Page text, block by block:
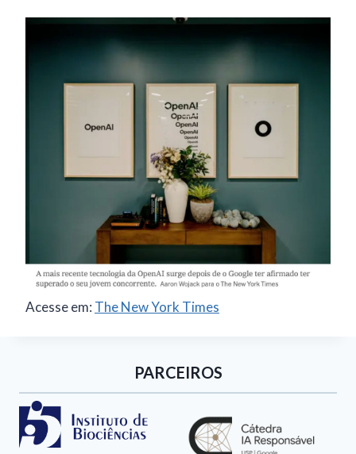
Acesse em: The New York Times
PARCEIROS